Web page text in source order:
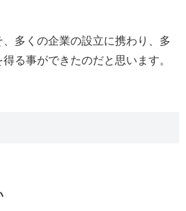
多くの企業の設立に携わり、多
る事ができたのだと思います。